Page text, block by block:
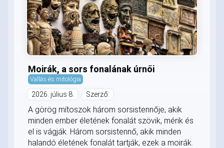
Moirák, a sors fonalának úrnői
Vallás és mitológia
2026. július 8. Szerző:
A görög mítoszok három sorsistennője, akik
minden ember életének fonalát szövik, mérik és
el is vágják. Három sorsistennő, akik minden
halandó életének fonalát tartják, ezek a moirák.